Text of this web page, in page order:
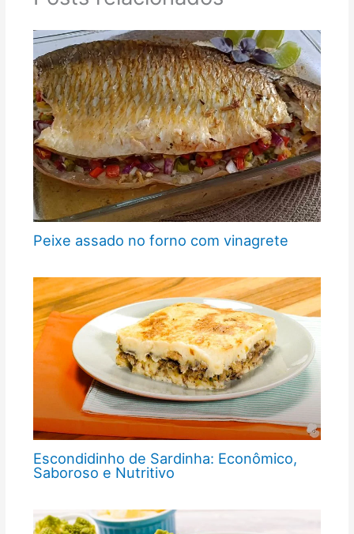
Peixe assado no forno com vinagrete
Escondidinho de Sardinha: Econômico,
Saboroso e Nutritivo